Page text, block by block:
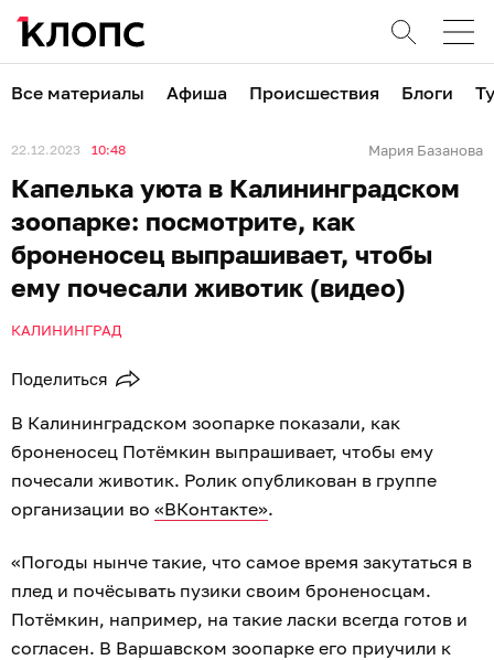
Все материалы Афиша Происшествия Блоги
22.12.2023 10:48 Мария Базанова
Капелька уюта в Калининградском
зоопарке: посмотрите, как
броненосец выпрашивает, чтобы
ему почесали животик (видео)
КАЛИНИНГРАД
Поделиться
В Калининградском зоопарке показали, как
броненосец Потёмкин выпрашивает, чтобы ему
почесали животик. Ролик опубликован в группе
организации во «ВКонтакте».
«Погоды нынче такие, что самое время закутаться в
плед и почёсывать пузики своим броненосцам.
Потёмкин, например, на такие ласки всегда готов и
согласен. В Варшавском зоопарке его приучили к